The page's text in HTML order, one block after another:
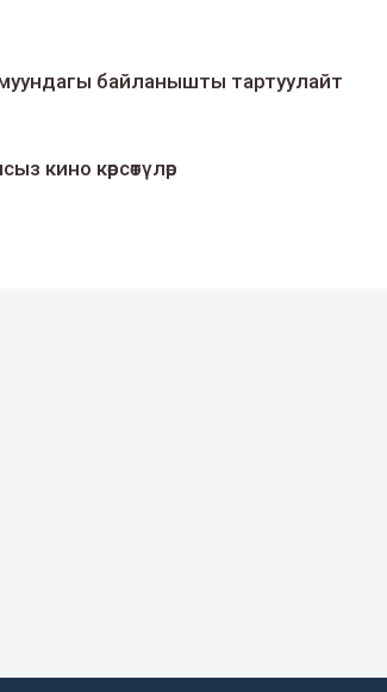
байланышты тартуулайт
кино көрсөтүлөр